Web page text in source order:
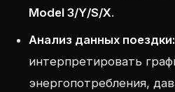
Model 3/Y/S/X.
Анализ данных поездки:
интерпретировать
энергопотребления,